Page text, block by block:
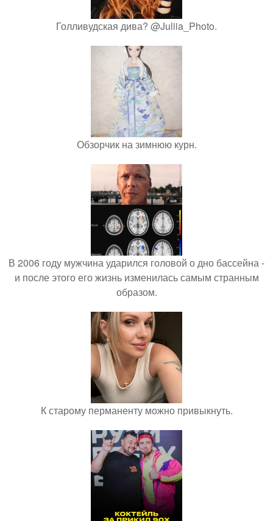
Голливудская дива? @Juliia_Photo.
Обзорчик на зимнюю курн.
В 2006 году мужчина ударился головой о дно бассейна -
и после этого его жизнь изменилась самым странным
образом.
К старому перманенту можно привыкнуть.